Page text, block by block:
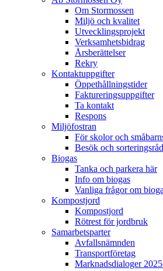
Om Stormossen
Miljö och kvalitet
Utvecklingsprojekt
Verksamhetsbidrag
Årsberättelser
Rekry
Kontaktuppgifter
Öppethållningstider
Faktureringsuppgifter
Ta kontakt
Respons
Miljöfostran
För skolor och
Besök och
Biogas
Tanka och parkera här
Info om biogas
Vanliga frågor om
Kompostjord
Kompostjord
Rötrest för jordbruk
Samarbetsparter
Avfallsnämnden
Transportföretag
Marknadsdialoger